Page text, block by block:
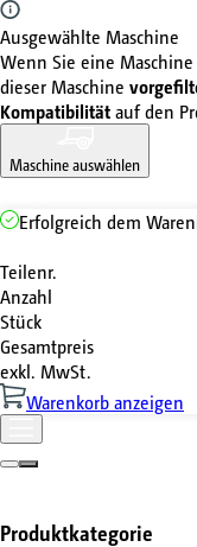
Ausgewählte Maschine
Wenn Sie eine
dieser Maschine
Kompatibilitätauf den
Maschine auswählen
Erfolgreich dem
Teilenr.
Anzahl
Stück
Gesamtpreis
exkl. MwSt.
Warenkorb anzeigen
Produktkategorie